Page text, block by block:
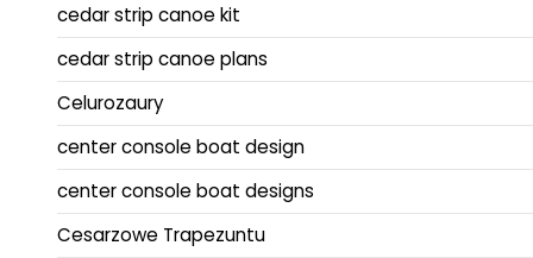
cedar strip canoe kit
cedar strip canoe plans
Celurozaury
center console boat design
center console boat designs
Cesarzowe Trapezuntu